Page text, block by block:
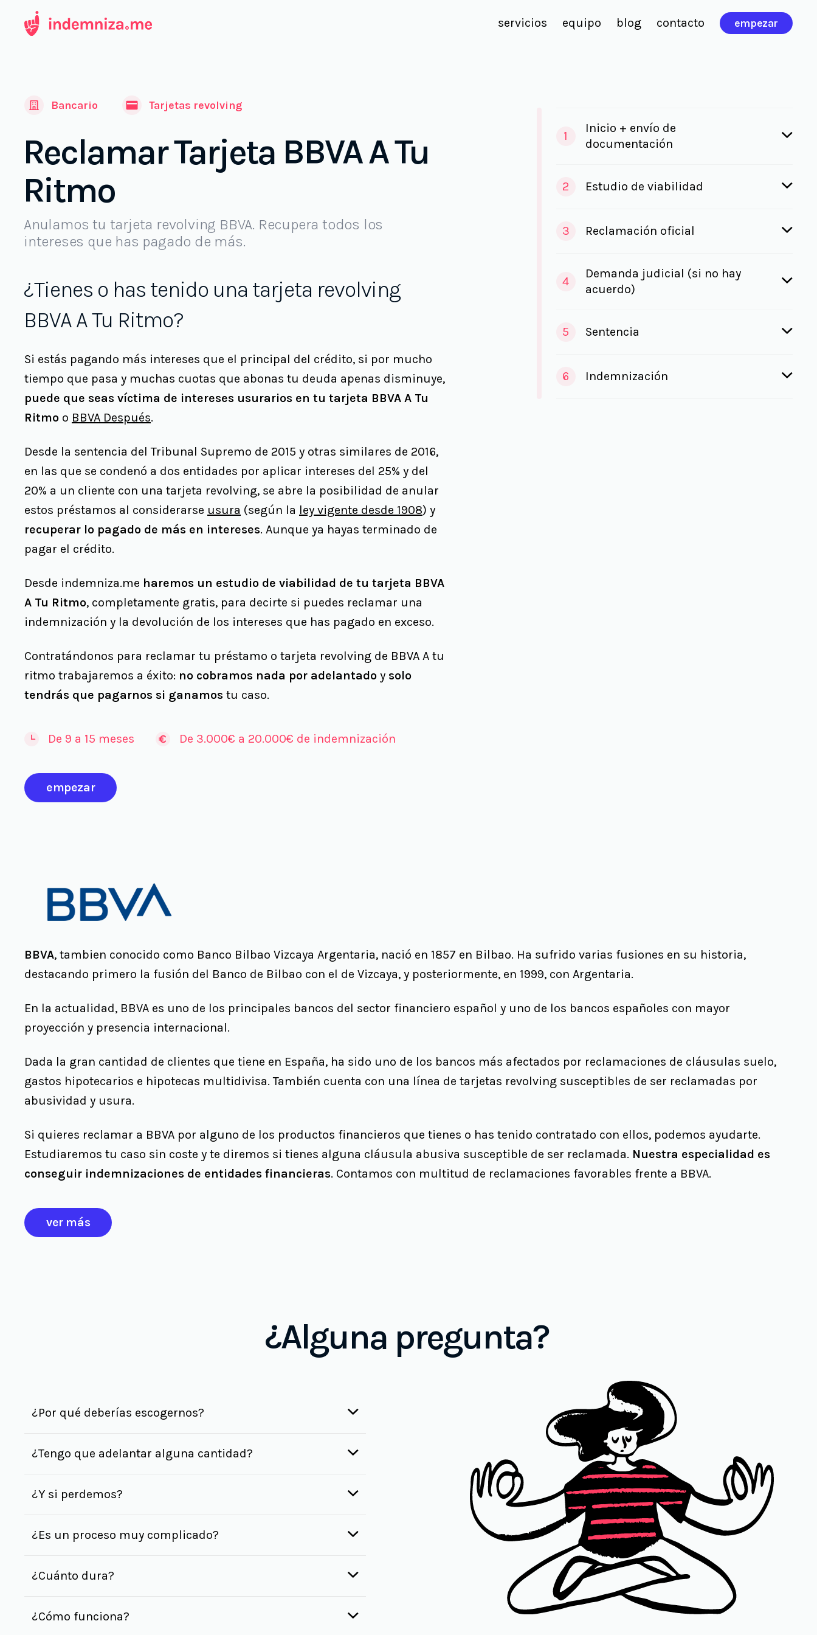
servicios equipo blog contacto empezar
Bancario Tarjetas revolving
Reclamar Tarjeta BBVA A Tu
Ritmo
Anulamos tu tarjeta revolving BBVA. Recupera todos los
intereses que has pagado de más.
¿Tienes o has tenido una tarjeta revolving
BBVA A Tu Ritmo?
Si estás pagando más intereses que el principal del crédito, si por mucho
tiempo que pasa y muchas cuotas que abonas tu deuda apenas disminuye,
puede que seas víctima de intereses usurarios en tu tarjeta BBVA A Tu
Ritmo o BBVA Después.
Desde la sentencia del Tribunal Supremo de 2015 y otras similares de 2016,
en las que se condenó a dos entidades por aplicar intereses del 25% y del
20% a un cliente con una tarjeta revolving, se abre la posibilidad de anular
estos préstamos al considerarse usura (según la ley vigente desde 1908) y
recuperar lo pagado de más en intereses. Aunque ya hayas terminado de
pagar el crédito.
Desde indemniza.me haremos un estudio de viabilidad de tu tarjeta BBVA
A Tu Ritmo, completamente gratis, para decirte si puedes reclamar una
indemnización y la devolución de los intereses que has pagado en exceso.
Contratándonos para reclamar tu préstamo o tarjeta revolving de BBVA A tu
ritmo trabajaremos a éxito: no cobramos nada por adelantado y solo
tendrás que pagarnos si ganamos tu caso.
De 9 a 15 meses De 3.000€ a 20.000€ de indemnización
empezar
1
Inicio + envío de
documentación
2 Estudio de viabilidad
3 Reclamación oficial
4
Demanda judicial (si no hay
acuerdo)
5 Sentencia
6 Indemnización
BBVA, tambien conocido como Banco Bilbao Vizcaya Argentaria, nació en 1857 en Bilbao. Ha sufrido varias fusiones en su historia,
destacando primero la fusión del Banco de Bilbao con el de Vizcaya, y posteriormente, en 1999, con Argentaria.
En la actualidad, BBVA es uno de los principales bancos del sector financiero español y uno de los bancos españoles con mayor
proyección y presencia internacional.
Dada la gran cantidad de clientes que tiene en España, ha sido uno de los bancos más afectados por reclamaciones de cláusulas suelo,
gastos hipotecarios e hipotecas multidivisa. También cuenta con una línea de tarjetas revolving susceptibles de ser reclamadas por
abusividad y usura.
Si quieres reclamar a BBVA por alguno de los productos financieros que tienes o has tenido contratado con ellos, podemos ayudarte.
Estudiaremos tu caso sin coste y te diremos si tienes alguna cláusula abusiva susceptible de ser reclamada. Nuestra especialidad es
conseguir indemnizaciones de entidades financieras. Contamos con multitud de reclamaciones favorables frente a BBVA.
ver más
¿Alguna pregunta?
¿Por qué deberías escogernos?
¿Tengo que adelantar alguna cantidad?
¿Y si perdemos?
¿Es un proceso muy complicado?
¿Cuánto dura?
¿Cómo funciona?